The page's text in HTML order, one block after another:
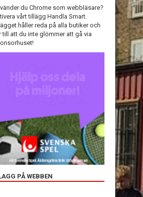
du Chrome som webbläsare?
vårt tillägg Handla Smart.
håller reda på alla butiker och
till att du inte glömmer att gå via
PÅ WEBBEN